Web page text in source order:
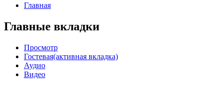
Главная
Главные вкладки
Просмотр
Гостевая(активная вкладка)
Аудио
Видео